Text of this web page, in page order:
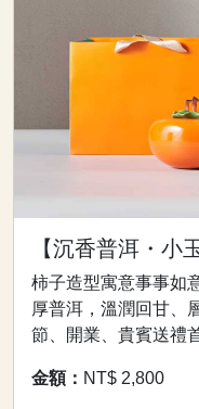
【沉香普洱・小
柿子造型寓意事事如
厚普洱，溫潤回甘、
節、開業、貴賓送禮
金額： NT$ 2,800